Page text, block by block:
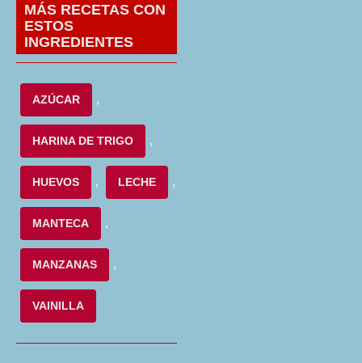
MÁS RECETAS CON
ESTOS
INGREDIENTES
AZÚCAR ,
HARINA DE TRIGO ,
HUEVOS , LECHE ,
MANTECA ,
MANZANAS ,
VAINILLA